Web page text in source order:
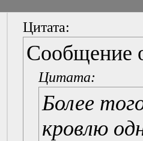
Цитата:
Сообщение
Цитата:
Более
кровлю